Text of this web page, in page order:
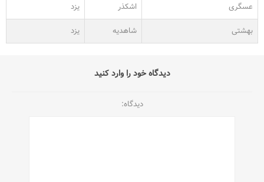
عسگری
اشکذر
یزد
بهشتی
شاهدیه یزد
دیدگاه خود را وارد کنید
دیدگاه: